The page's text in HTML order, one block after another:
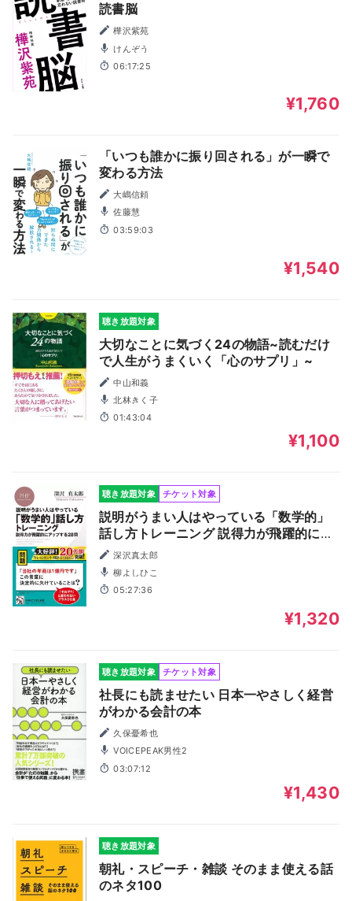
読書脳
樺沢紫苑
けんぞう
06:17:25
¥1,760
「いつも誰かに振り回される」が一瞬で
変わる方法
大嶋信頼
佐藤慧
03:59:03
¥1,540
聴き放題対象
大切なことに気づく24の物語~読むだけ
で人生がうまくいく「心のサプリ」~
中山和義
北林きく子
01:43:04
¥1,100
聴き放題対象 チケット対象
説明がうまい人はやっている「数学的」
話し方トレーニング 説得力が飛躍的にア
ップする28問
深沢真太郎
柳よしひこ
05:27:36
¥1,320
聴き放題対象 チケット対象
社長にも読ませたい 日本一やさしく経営
がわかる会計の本
久保憂希也
VOICEPEAK男性2
03:07:12
¥1,430
聴き放題対象
朝礼・スピーチ・雑談 そのまま使える話
のネタ100